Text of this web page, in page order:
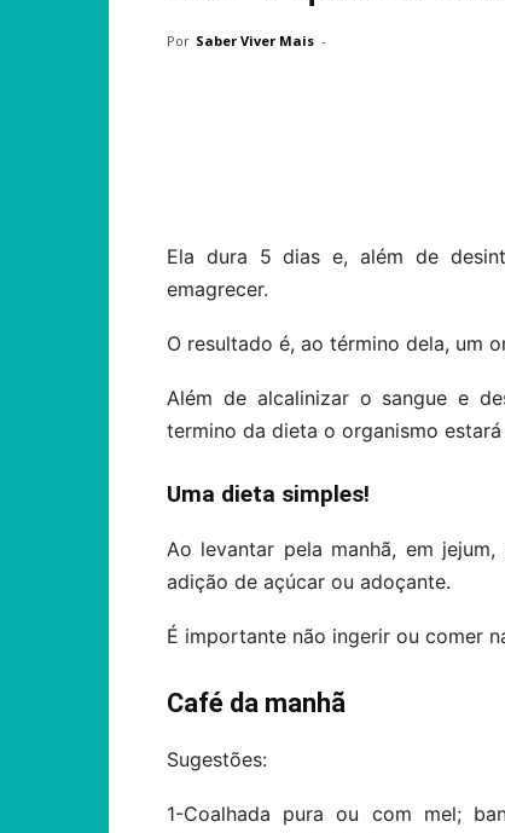
Por Saber Viver Mais -
Ela dura 5 dias e, além de
emagrecer.
O resultado é, ao término dela, um
Além de alcalinizar o sangue e
termino da dieta o organismo
Uma dieta simples!
Ao levantar pela manhã, em
adição de açúcar ou adoçante.
É importante não ingerir ou comer
Café da manhã
Sugestões:
1-Coalhada pura ou com mel;